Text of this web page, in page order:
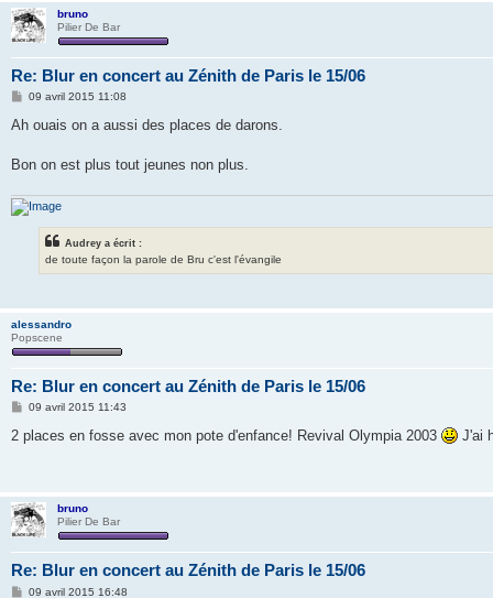
bruno
Pilier De Bar
Re: Blur en concert au Zénith de Paris le 15/06
M
s
g
09 avril 2015 11:08
Ah ouais on a aussi des places de darons.
Bon on est plus tout jeunes non plus.
Audrey a écrit :
de toute façon la parole de Bru c'est l'évangile
alessandro
Popscene
Re: Blur en concert au Zénith de Paris le 15/06
M
s
s
09 avril 2015 11:43
2 places en fosse avec mon pote d'enfance! Revival Olympia 2003 J'ai
bruno
Pilier De Bar
Re: Blur en concert au Zénith de Paris le 15/06
M09 avril 2015 16:48